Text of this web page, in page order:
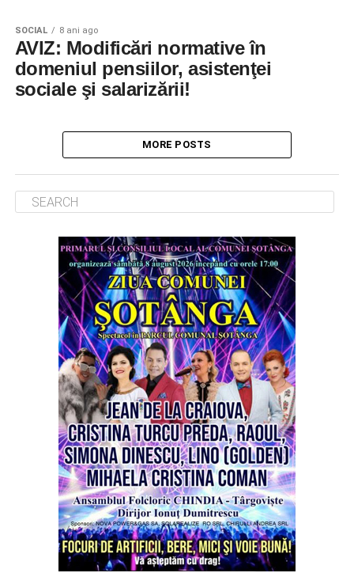
SOCIAL 8 ani ago
AVIZ: Modificări normative în
domeniul pensiilor, asistenţei
sociale şi salarizării!
MORE POSTS